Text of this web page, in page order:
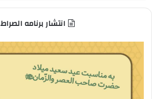
انتشار برنامه الصراط